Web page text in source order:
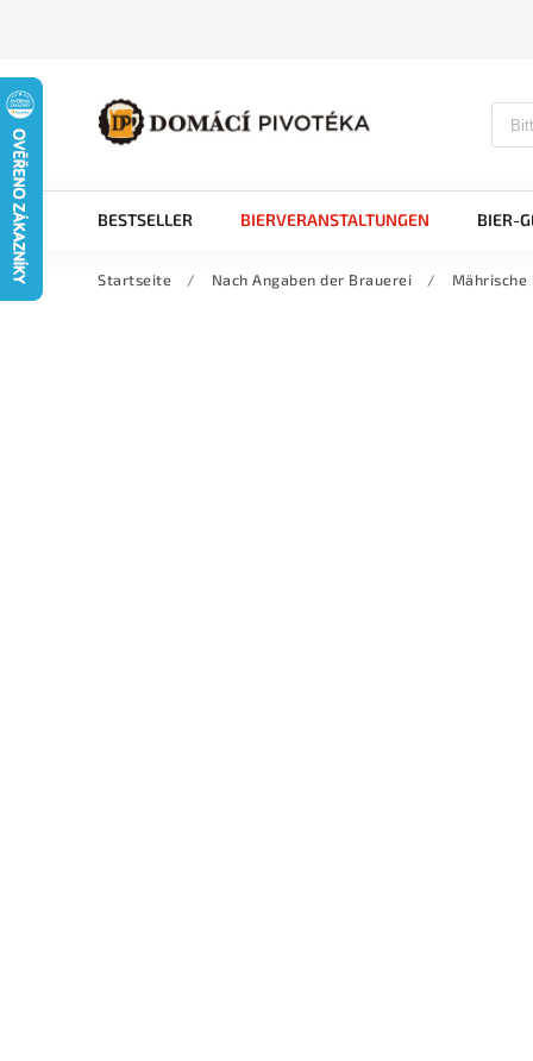
BESTSELLER BIERVERANSTALTUNGEN BIER-
Startseite / Nach Angaben der Brauerei / Mährische